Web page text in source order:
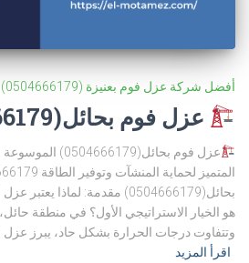
أفضل شركة عزل فوم بعنيزة (0504666179)
عزل فوم بحائل(0504666179)
المتميز لحماية المنشآت وتوفير الطاقة 0504666179
بحائل(0504666179) مقدمة: لماذا
هو الخيار الاستراتيجي الأول؟ في منطقة
وتتفاوت درجات الحرارة بشكل حاد، يبرز
اقرأ المزيد